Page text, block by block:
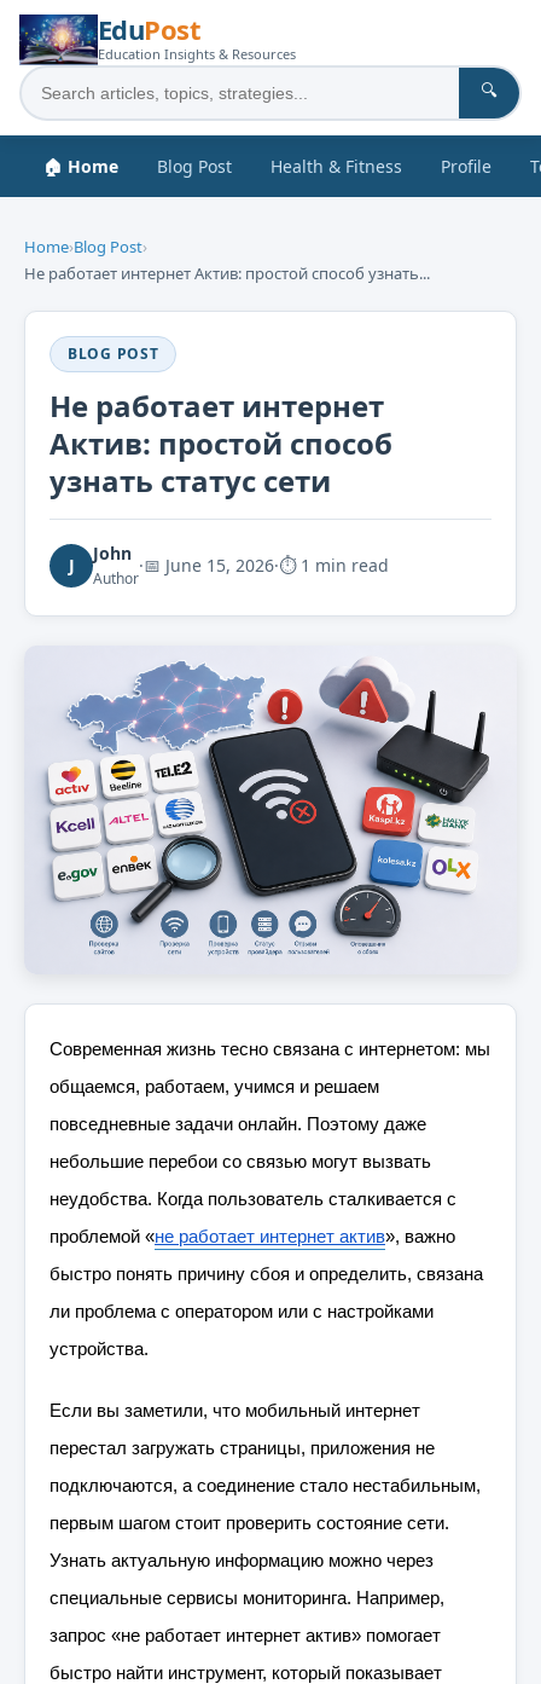
EduPost
Education Insights & Resources
🔍
🏠 Home Blog Post Health & Fitness Profile
Home›Blog Post›
Не работает интернет Актив: простой способ узнать...
BLOG POST
Не работает интернет
Актив: простой способ
узнать статус сети
J
John
Author
·📅 June 15, 2026·⏱ 1 min read
Современная жизнь тесно связана с интернетом: мы
общаемся, работаем, учимся и решаем
повседневные задачи онлайн. Поэтому даже
небольшие перебои со связью могут вызвать
неудобства. Когда пользователь сталкивается с
проблемой «не работает интернет актив», важно
быстро понять причину сбоя и определить, связана
ли проблема с оператором или с настройками
устройства.
Если вы заметили, что мобильный интернет
перестал загружать страницы, приложения не
подключаются, а соединение стало нестабильным,
первым шагом стоит проверить состояние сети.
Узнать актуальную информацию можно через
специальные сервисы мониторинга. Например,
запрос «не работает интернет актив» помогает
быстро найти инструмент, который показывает